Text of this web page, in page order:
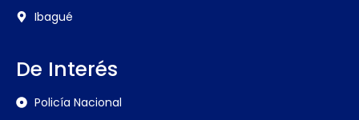
Ibagué
De Interés
Policía Nacional